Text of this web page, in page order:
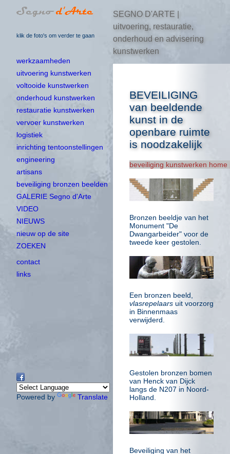
klik de foto's om verder te gaan
SEGNO D'ARTE |
uitvoering, restauratie,
onderhoud en advisering
kunstwerken
werkzaamheden
uitvoering kunstwerken
voltooide kunstwerken
onderhoud kunstwerken
restauratie kunstwerken
vervoer kunstwerken
logistiek
inrichting tentoonstellingen
engineering
artisans
beveiliging bronzen beelden
GALERIE Segno d'Arte
VIDEO
NIEUWS
nieuw op de site
ZOEKEN
contact
links
Powered by Translate
BEVEILIGING
van beeldende
kunst in de
openbare ruimte
is noodzakelijk
beveiliging kunstwerken home
Bronzen beeldje van het
Monument "De
Dwangarbeider" voor de
tweede keer gestolen.
Een bronzen beeld,
vlasrepelaars uit voorzorg
in Binnenmaas
verwijderd.
Gestolen bronzen bomen
van Henck van Dijck
langs de N207 in Noord-
Holland.
Beveiliging van het